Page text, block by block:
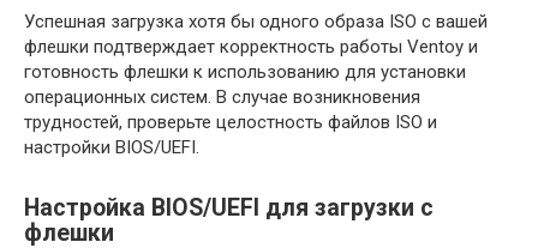
Успешная загрузка хотя бы одного образа ISO с вашей
флешки подтверждает корректность работы Ventoy и
готовность флешки к использованию для установки
операционных систем. В случае возникновения
трудностей, проверьте целостность файлов ISO и
настройки BIOS/UEFI.
Настройка BIOS/UEFI для загрузки с
флешки